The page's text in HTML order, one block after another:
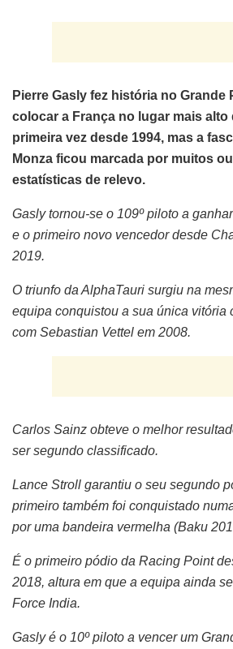
Pierre Gasly fez história no Grande
colocar a França no lugar mais alto
primeira vez desde 1994, mas a
Monza ficou marcada por muitos
estatísticas de relevo.
Gasly tornou-se o 109º piloto a
e o primeiro novo vencedor desde
2019.
O triunfo da AlphaTauri surgiu na
equipa conquistou a sua única vitória
com Sebastian Vettel em 2008.
Carlos Sainz obteve o melhor
ser segundo classificado.
Lance Stroll garantiu o seu segundo
primeiro também foi conquistado
por uma bandeira vermelha (Baku
É o primeiro pódio da Racing Point
2018, altura em que a equipa ainda
Force India.
Gasly é o 10º piloto a vencer um